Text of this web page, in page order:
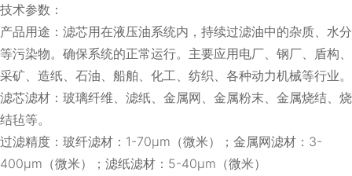
技术参数：
产品用途：滤芯用在液压油系统内，持续过滤油中的杂质、水分
等污染物。确保系统的正常运行。主要应用电厂、钢厂、盾构、
采矿、造纸、石油、船舶、化工、纺织、各种动力机械等行业。
滤芯滤材：玻璃纤维、滤纸、金属网、金属粉末、金属烧结、烧
结毡等。
过滤精度：玻纤滤材：1-70μm（微米）；金属网滤材：3-
400μm（微米）；滤纸滤材：5-40μm（微米）